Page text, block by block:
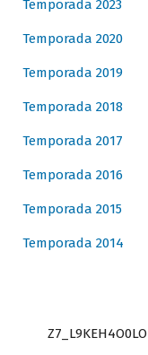
Temporada 2023
Temporada 2020
Temporada 2019
Temporada 2018
Temporada 2017
Temporada 2016
Temporada 2015
Temporada 2014